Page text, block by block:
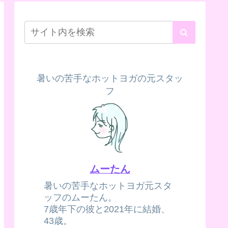
暑いの苦手なホットヨガの元スタッ
フ
ムーたん
暑いの苦手なホットヨガ元スタ
ッフのムーたん。
7歳年下の彼と2021年に結婚、
43歳。